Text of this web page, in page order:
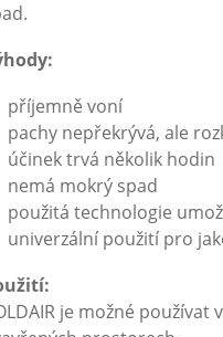
příjemně voní
pachy nepřekrývá, ale
účinek trvá několik hodin
nemá mokrý spad
použitá technologie
univerzální použití pro
je možné